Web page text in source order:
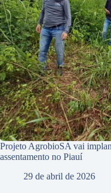
Projeto AgrobioSA vai
assentamento no Piauí
29 de abril de 2026